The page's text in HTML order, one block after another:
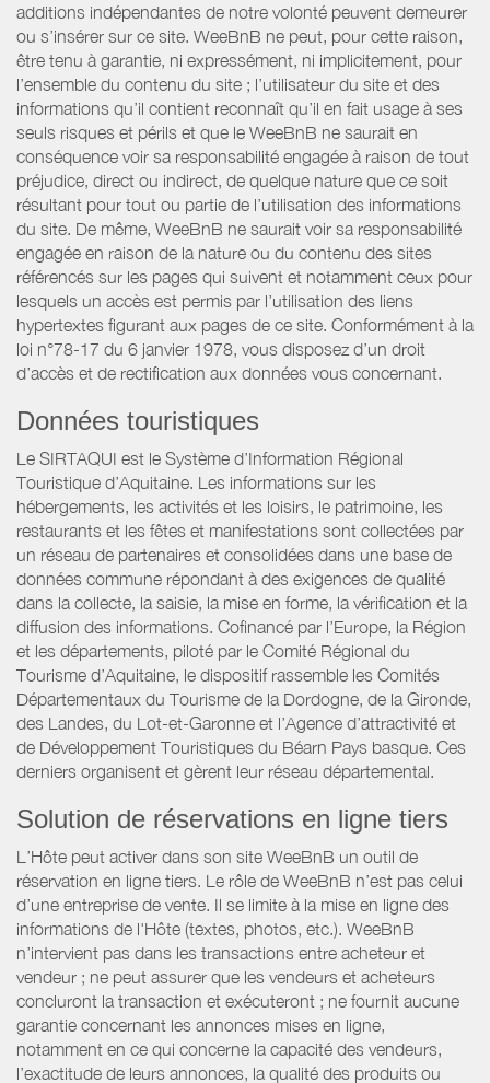
additions indépendantes de notre volonté peuvent demeurer
ou s’insérer sur ce site. WeeBnB ne peut, pour cette raison,
être tenu à garantie, ni expressément, ni implicitement, pour
l’ensemble du contenu du site ; l’utilisateur du site et des
informations qu’il contient reconnaît qu’il en fait usage à ses
seuls risques et périls et que le WeeBnB ne saurait en
conséquence voir sa responsabilité engagée à raison de tout
préjudice, direct ou indirect, de quelque nature que ce soit
résultant pour tout ou partie de l’utilisation des informations
du site. De même, WeeBnB ne saurait voir sa responsabilité
engagée en raison de la nature ou du contenu des sites
référencés sur les pages qui suivent et notamment ceux pour
lesquels un accès est permis par l’utilisation des liens
hypertextes figurant aux pages de ce site. Conformément à la
loi n°78-17 du 6 janvier 1978, vous disposez d’un droit
d’accès et de rectification aux données vous concernant.
Données touristiques
Le SIRTAQUI est le Système d’Information Régional
Touristique d’Aquitaine. Les informations sur les
hébergements, les activités et les loisirs, le patrimoine, les
restaurants et les fêtes et manifestations sont collectées par
un réseau de partenaires et consolidées dans une base de
données commune répondant à des exigences de qualité
dans la collecte, la saisie, la mise en forme, la vérification et la
diffusion des informations. Cofinancé par l’Europe, la Région
et les départements, piloté par le Comité Régional du
Tourisme d’Aquitaine, le dispositif rassemble les Comités
Départementaux du Tourisme de la Dordogne, de la Gironde,
des Landes, du Lot-et-Garonne et l’Agence d’attractivité et
de Développement Touristiques du Béarn Pays basque. Ces
derniers organisent et gèrent leur réseau départemental.
Solution de réservations en ligne tiers
L’Hôte peut activer dans son site WeeBnB un outil de
réservation en ligne tiers. Le rôle de WeeBnB n’est pas celui
d’une entreprise de vente. Il se limite à la mise en ligne des
informations de l'Hôte (textes, photos, etc.). WeeBnB
n’intervient pas dans les transactions entre acheteur et
vendeur ; ne peut assurer que les vendeurs et acheteurs
concluront la transaction et exécuteront ; ne fournit aucune
garantie concernant les annonces mises en ligne,
notamment en ce qui concerne la capacité des vendeurs,
l’exactitude de leurs annonces, la qualité des produits ou